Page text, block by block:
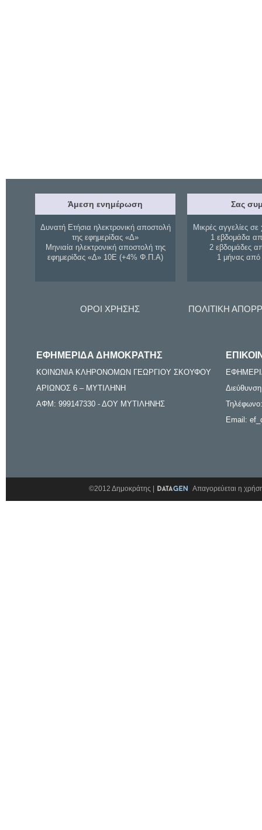
Άμεση ενημέρωση
Δυνατή Ετήσια ηλεκτρονική αποστολή
της εφημερίδας «Δ»
Μηνιαία ηλεκτρονική αποστολή της
εφημερίδας «Δ» 10Ε (+4% Φ.Π.Α)
Σας
Μικρές αγγελίες σε
1 εβδομάδα
2 εβδομάδες
1 μήνας
ΟΡΟΙ ΧΡΗΣΗΣ ΠΟΛΙΤΙΚΗ
ΕΦΗΜΕΡΙΔΑ ΔΗΜΟΚΡΑΤΗΣ
ΚΟΙΝΩΝΙΑ ΚΛΗΡΟΝΟΜΩΝ ΓΕΩΡΓΙΟΥ ΣΚΟΥΦΟΥ
ΑΡΙΩΝΟΣ 6 – ΜΥΤΙΛΗΝΗ
ΑΦΜ: 999147330 - ΔΟΥ ΜΥΤΙΛΗΝΗΣ
Email:
©2012 Δημοκράτης | Απαγορεύεται η